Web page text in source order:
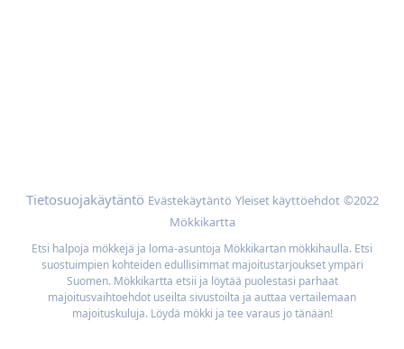
Tietosuojakäytäntö Evästekäytäntö Yleiset käyttöehdot ©2022
Mökkikartta
Etsi halpoja mökkejä ja loma-asuntoja Mökkikartan mökkihaulla. Etsi
suostuimpien kohteiden edullisimmat majoitustarjoukset ympäri
Suomen. Mökkikartta etsii ja löytää puolestasi parhaat
majoitusvaihtoehdot useilta sivustoilta ja auttaa vertailemaan
majoituskuluja. Löydä mökki ja tee varaus jo tänään!